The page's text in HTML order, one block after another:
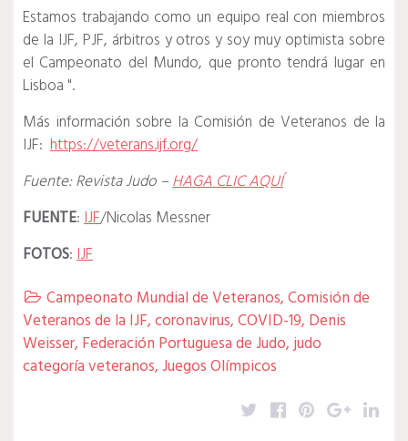
Estamos trabajando como un equipo real con miembros
de la IJF, PJF, árbitros y otros y soy muy optimista sobre
el Campeonato del Mundo, que pronto tendrá lugar en
Lisboa ".
Más información sobre la Comisión de Veteranos de la
IJF: https://veterans.ijf.org/
Fuente: Revista Judo –HAGA CLIC AQUÍ
FUENTE:IJF/Nicolas Messner
FOTOS:IJF
 Campeonato Mundial de Veteranos,Comisión de
Veteranos de la IJF,coronavirus,COVID-19, Denis
Weisser, Federación Portuguesa de Judo,judo
categoría veteranos,Juegos Olímpicos
Twitter
Facebook
Pinterest